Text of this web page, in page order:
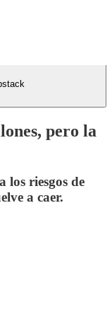
pero la
los riesgos de
a caer.